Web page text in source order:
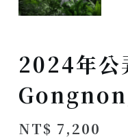
2024年
NT$ 7,200